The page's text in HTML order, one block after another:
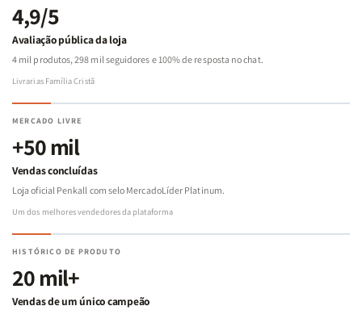
4,9/5
Avaliação pública da loja
4 mil produtos, 298 mil seguidores e 100% de resposta no chat.
Livrarias Família Cristã
MERCADO LIVRE
+50 mil
Vendas concluídas
Loja oficial Penkall com selo MercadoLíder Platinum.
Um dos melhores vendedores da plataforma
HISTÓRICO DE PRODUTO
20 mil+
Vendas de um único campeão